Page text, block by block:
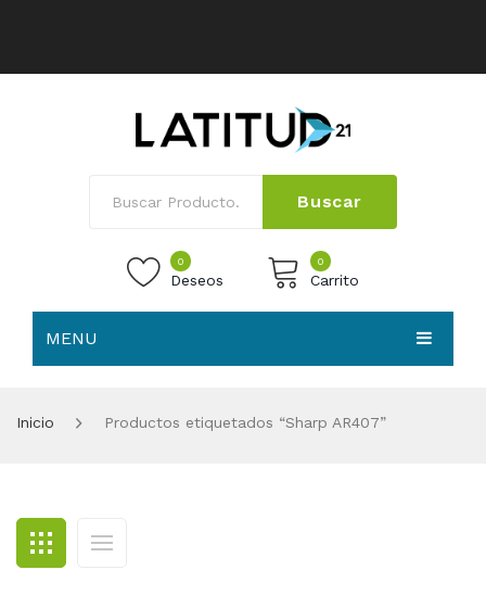
Buscar
0
Deseos
0
Carrito
MENU
BLOG
CONTACTO
Inicio Productos etiquetados “Sharp AR407”